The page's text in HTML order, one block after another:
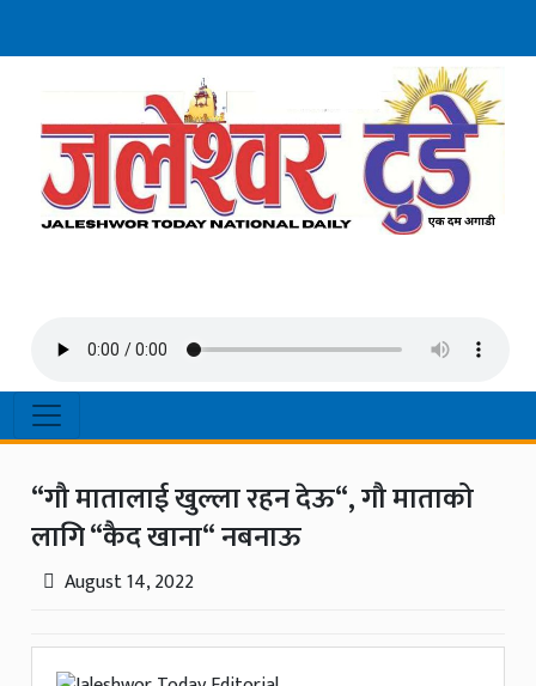
“गौ मातालाई खुल्ला रहन देऊ“, गौ माताको
लागि “कैद खाना“ नबनाऊ
August 14, 2022